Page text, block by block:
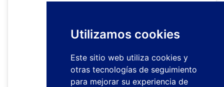
Utilizamos cookies
Este sitio web utiliza cookies y
otras tecnologías de seguimiento
para mejorar su experiencia de